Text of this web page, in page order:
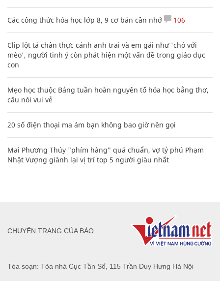
Các công thức hóa học lớp 8, 9 cơ bản cần nhớ 106
Clip lột tả chân thực cảnh anh trai và em gái như 'chó với
mèo', người tinh ý còn phát hiện một vấn đề trong giáo dục
con
Mẹo học thuộc Bảng tuần hoàn nguyên tố hóa học bằng thơ,
câu nói vui vẻ
20 số điện thoại ma ám bạn không bao giờ nên gọi
Mai Phương Thúy "phím hàng" quá chuẩn, vợ tỷ phú Phạm
Nhật Vượng giành lại vị trí top 5 người giàu nhất
Tòa soạn: Tòa nhà Cục Tần Số, 115 Trần Duy Hưng Hà Nội
CHUYÊN TRANG CỦA BÁO